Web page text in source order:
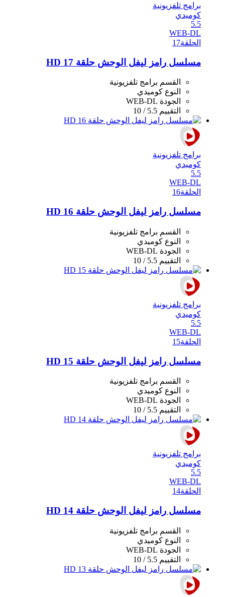
برامج تلفزيونية
كوميدي
5.5
WEB-DL
الحلقة17
مسلسل رامز ليفل الوحش حلقة 17 HD
القسم برامج تلفزيونية
النوع كوميدي
الجودة WEB-DL
التقييم 5.5 / 10
برامج تلفزيونية
كوميدي
5.5
WEB-DL
الحلقة16
مسلسل رامز ليفل الوحش حلقة 16 HD
القسم برامج تلفزيونية
النوع كوميدي
الجودة WEB-DL
التقييم 5.5 / 10
برامج تلفزيونية
كوميدي
5.5
WEB-DL
الحلقة15
مسلسل رامز ليفل الوحش حلقة 15 HD
القسم برامج تلفزيونية
النوع كوميدي
الجودة WEB-DL
التقييم 5.5 / 10
برامج تلفزيونية
كوميدي
5.5
WEB-DL
الحلقة14
مسلسل رامز ليفل الوحش حلقة 14 HD
القسم برامج تلفزيونية
النوع كوميدي
الجودة WEB-DL
التقييم 5.5 / 10